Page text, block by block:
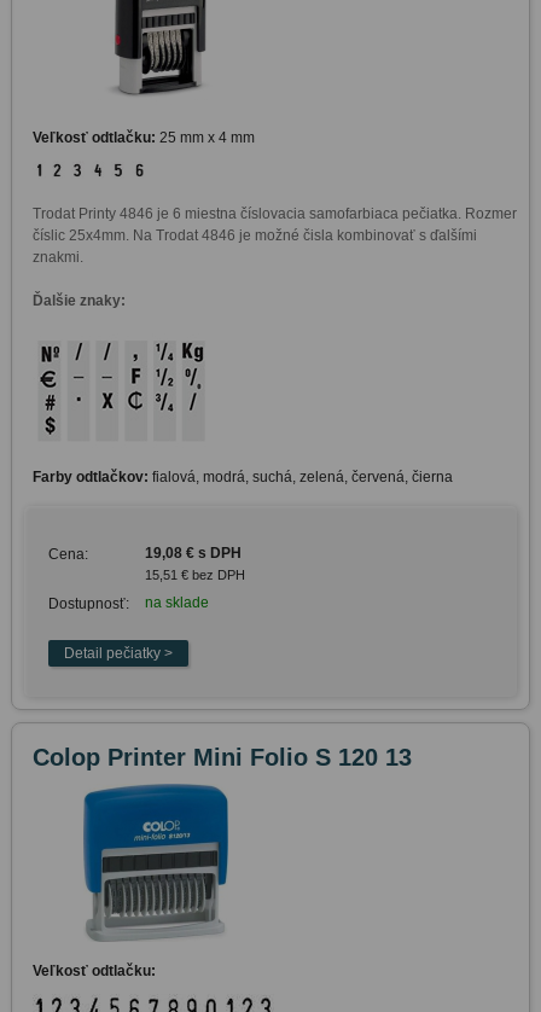
Veľkosť odtlačku: 25 mm x 4 mm
Trodat Printy 4846 je 6 miestna číslovacia samofarbiaca pečiatka. Rozmer
číslic 25x4mm. Na Trodat 4846 je možné čisla kombinovať s ďalšími
Ďalšie znaky:
Farby odtlačkov: fialová, modrá, suchá, zelená, červená, čierna
Cena: 19,08 € s DPH
15,51 € bez DPH
Dostupnosť: na sklade
Colop Printer Mini Folio S 120 13
Veľkosť odtlačku: